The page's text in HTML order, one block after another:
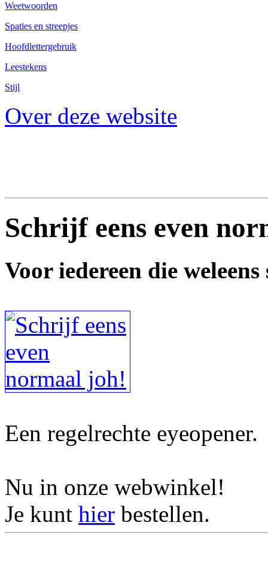
Weetwoorden
Spaties en streepjes
Hoofdlettergebruik
Leestekens
Stijl
Over deze website
Schrijf eens even
Voor iedereen die
Een regelrechte eyeopener.
Nu in onze webwinkel!
Je kunt hier bestellen.